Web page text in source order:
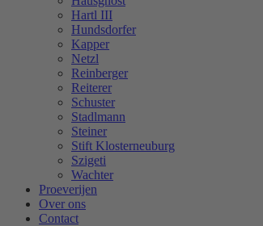
Hartl III
Hundsdorfer
Kapper
Netzl
Reinberger
Reiterer
Schuster
Stadlmann
Steiner
Stift Klosterneuburg
Szigeti
Wachter
Proeverijen
Over ons
Contact